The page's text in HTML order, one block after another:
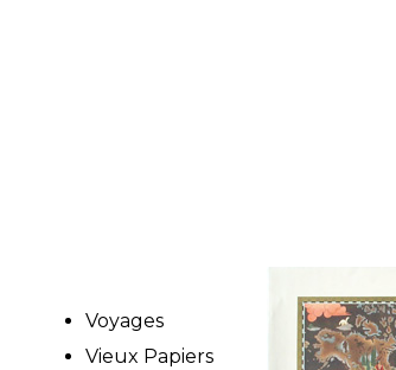
Voyages
Vieux Papiers